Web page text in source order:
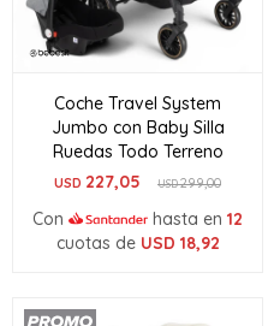
Coche Travel System
Jumbo con Baby Silla
Ruedas Todo Terreno
USD 227,05 USD299,00
Con hasta en 12
cuotas de USD 18,92